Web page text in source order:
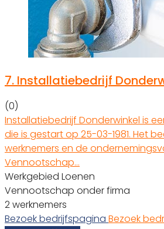
7. Installatiebedrijf
(0)
Installatiebedrijf Donderwinkel is
die is gestart op 25-03-1981. Het
werknemers en de
Vennootschap…
Werkgebied Loenen
Vennootschap onder firma
2 werknemers
Bezoek bedrijfspagina Bezoek